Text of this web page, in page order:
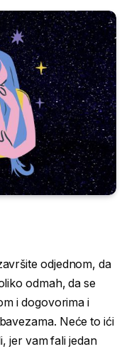
odjednom, da
odmah, da se
i dogovorima i
Neće to ići
jer vam fali jedan